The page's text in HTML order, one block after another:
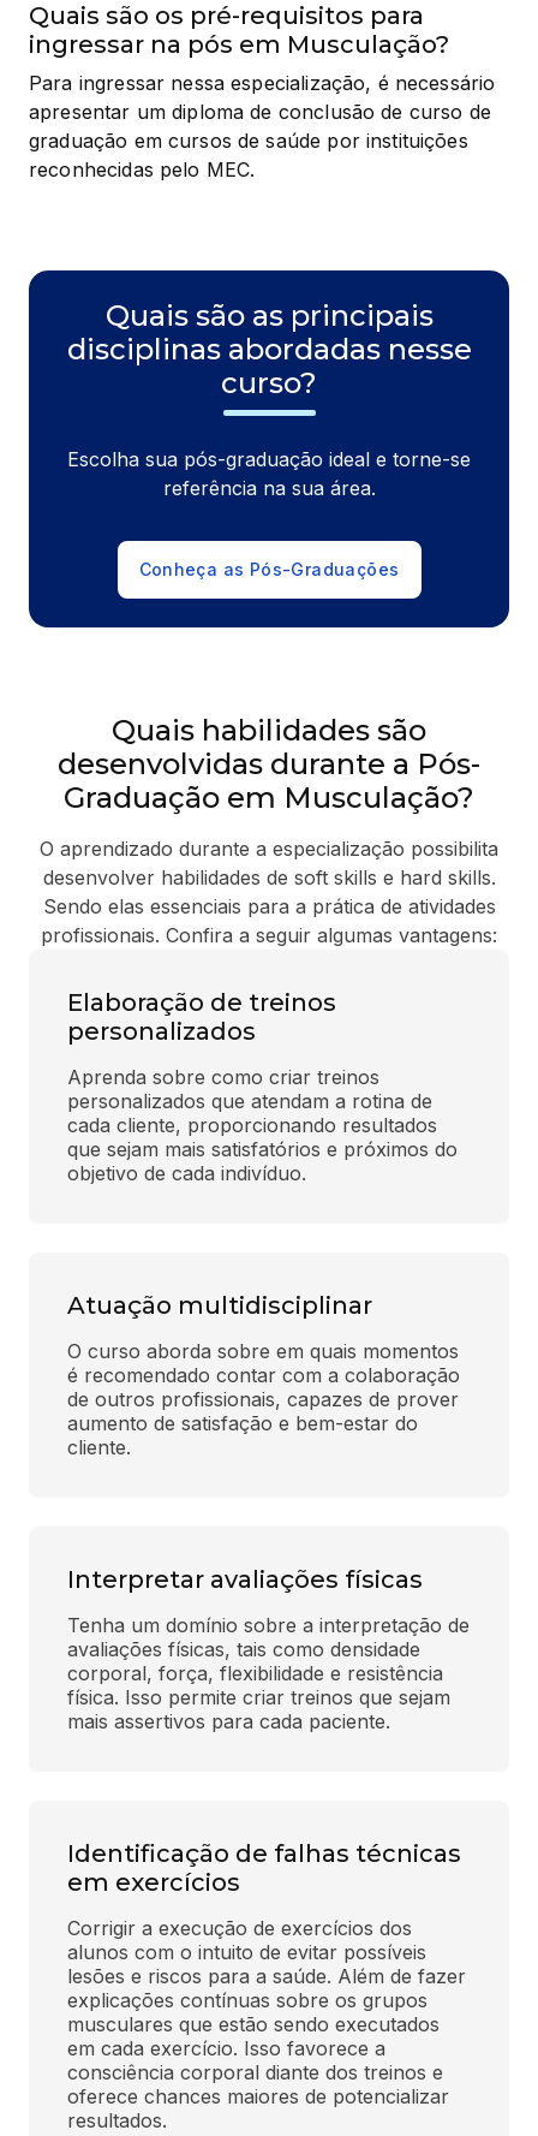
Quais são os pré-requisitos para
ingressar na pós em Musculação?
Para ingressar nessa especialização, é necessário
apresentar um diploma de conclusão de curso de
graduação em cursos de saúde por instituições
reconhecidas pelo MEC.
Quais são as principais
disciplinas abordadas nesse
curso?
Escolha sua pós-graduação ideal e torne-se
referência na sua área.
Conheça as Pós-Graduações
Quais habilidades são
desenvolvidas durante a Pós-
Graduação em Musculação?
O aprendizado durante a especialização possibilita
desenvolver habilidades de soft skills e hard skills.
Sendo elas essenciais para a prática de atividades
profissionais. Confira a seguir algumas vantagens:
Elaboração de treinos
personalizados
Aprenda sobre como criar treinos
personalizados que atendam a rotina de
cada cliente, proporcionando resultados
que sejam mais satisfatórios e próximos do
objetivo de cada indivíduo.
Atuação multidisciplinar
O curso aborda sobre em quais momentos
é recomendado contar com a colaboração
de outros profissionais, capazes de prover
aumento de satisfação e bem-estar do
cliente.
Interpretar avaliações físicas
Tenha um domínio sobre a interpretação de
avaliações físicas, tais como densidade
corporal, força, flexibilidade e resistência
física. Isso permite criar treinos que sejam
mais assertivos para cada paciente.
Identificação de falhas técnicas
em exercícios
Corrigir a execução de exercícios dos
alunos com o intuito de evitar possíveis
lesões e riscos para a saúde. Além de fazer
explicações contínuas sobre os grupos
musculares que estão sendo executados
em cada exercício. Isso favorece a
consciência corporal diante dos treinos e
oferece chances maiores de potencializar
resultados.